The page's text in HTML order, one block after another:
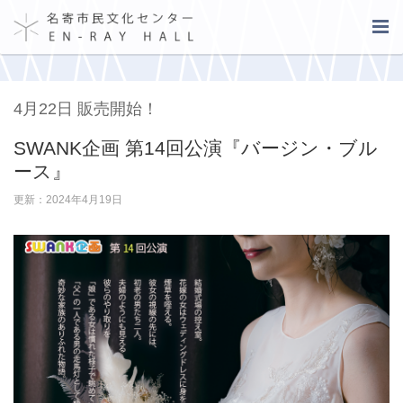
4月22日 販売開始！
SWANK企画 第14回公演『バージン・ブル
ース』
更新：2024年4月19日